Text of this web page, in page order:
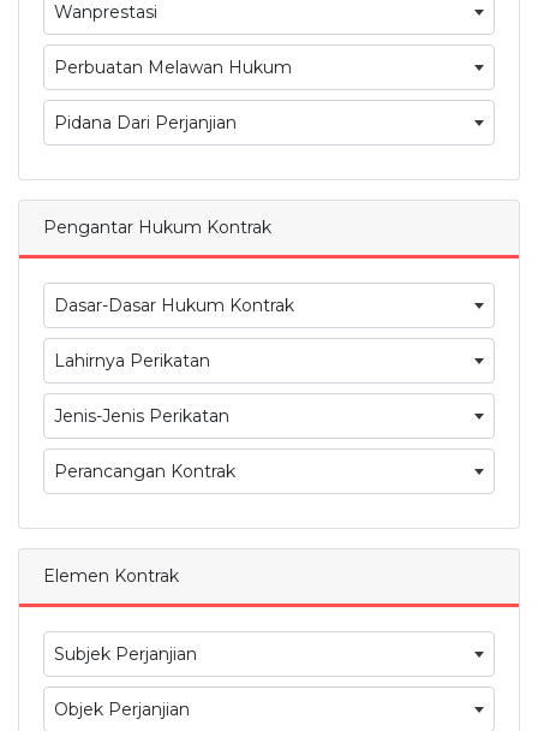
Wanprestasi
Perbuatan Melawan Hukum
Pidana Dari Perjanjian
Pengantar Hukum Kontrak
Dasar-Dasar Hukum Kontrak
Lahirnya Perikatan
Jenis-Jenis Perikatan
Perancangan Kontrak
Elemen Kontrak
Subjek Perjanjian
Objek Perjanjian